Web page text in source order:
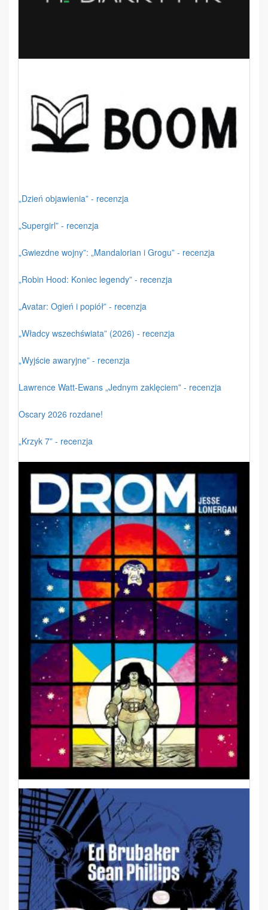
„Dzień objawienia” - recenzja
„Supergirl” - recenzja
„Gwiezdne wojny”: „Mandalorian i Grogu” - recenzja
„Robin Hood: Koniec legendy” - recenzja
„Avatar: Ogień i popiół” - recenzja
„Władcy wszechświata” (2026) - recenzja
„Wyjście awaryjne” - recenzja
Lawrence Watt-Ewans „Jednym zaklęciem” - recenzja
Oscary 2026 rozdane!
„Krzyk 7” - recenzja